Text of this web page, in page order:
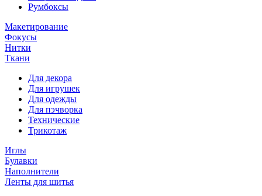
Румбоксы
Макетирование
Фокусы
Нитки
Ткани
Для декора
Для игрушек
Для одежды
Для пэчворка
Технические
Трикотаж
Иглы
Булавки
Наполнители
Ленты для шитья